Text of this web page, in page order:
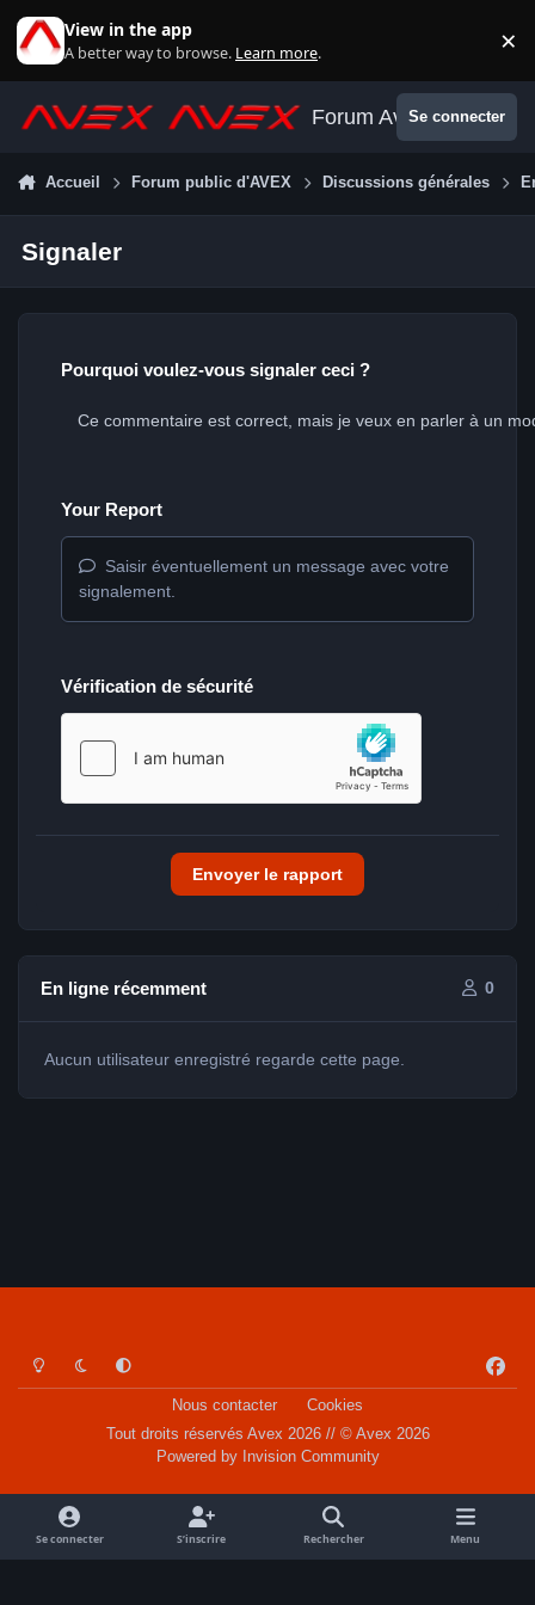
View in the app
A better way to browse. Learn more. ×
Forum AvexSe connecter
Accueil Forum public d'AVEX Discussions générales
Signaler
Pourquoi voulez-vous signaler ceci ?
Your Report
Saisir éventuellement un message avec votre
signalement.
Vérification de sécurité
Envoyer le rapport
En ligne récemment 0
Aucun utilisateur enregistré regarde cette page.
Light ModeDark ModeSystem Preference
a
o
k
Nous contacter
Cookies
Tout droits réservés Avex 2026 // © Avex 2026
Powered by Invision Community
Se connecter S’inscrire Rechercher Menu